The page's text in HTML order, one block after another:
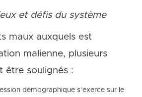
et défis du système
maux auxquels est
malienne, plusieurs
être soulignés :
démographique s’exerce sur le